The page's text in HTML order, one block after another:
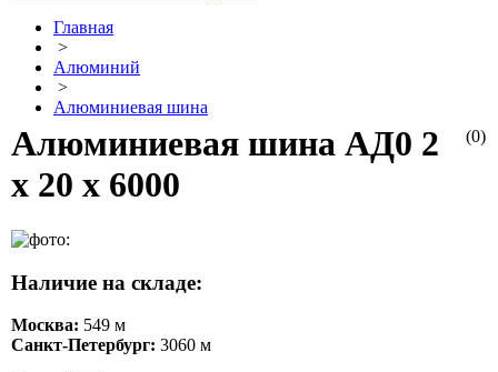
Главная
>
Алюминий
>
Алюминиевая шина
(0)
Алюминиевая шина АД0 2
х 20 х 6000
Наличие на складе:
Москва: 549 м
Санкт-Петербург: 3060 м